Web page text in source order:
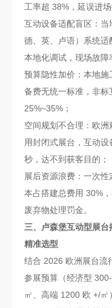
工率超 38%，延误进场
互动设备适配盲区：当
德、英、卢语）系统
本地化调试，现场故障
预算隐性加价：本地
备费无统一标准，非
25%~35%；
空间规划不合理：欧
用封闭式展台，互动
秒，达不到获客目的；
展后资源浪费：一次
本占搭建总费用 30%
废弃物处理罚金。
三、卢森堡互动型展
精准选型
结合 2026 欧洲展台流
参展预算（经济型
㎡、高端 1200 欧 +/